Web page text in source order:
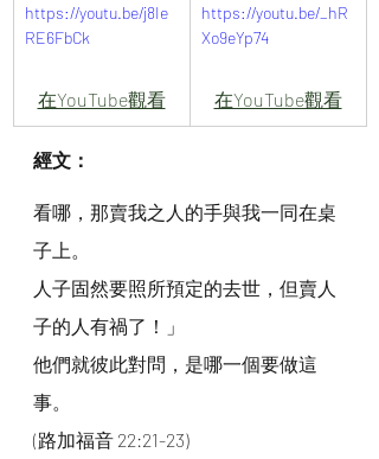
https://youtu.be/j8Ie
RE6FbCk
在YouTube觀看
https://youtu.be/_hR
Xo9eYp74
在YouTube觀看
經文：
看哪，那賣我之人的手與我一同在桌
子上。
人子固然要照所預定的去世，但賣人
子的人有禍了！」
他們就彼此對問，是哪一個要做這
事。
(路加福音 22:21-23)